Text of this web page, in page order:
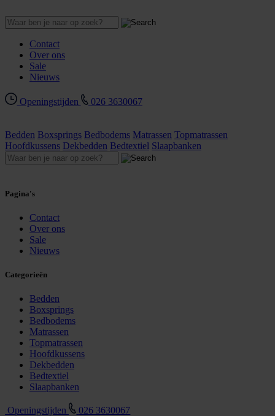
Contact
Over ons
Sale
Nieuws
Openingstijden 026 3630067
Bedden Boxsprings Bedbodems Matrassen Topmatrassen
Hoofdkussens Dekbedden Bedtextiel Slaapbanken
Pagina's
Contact
Over ons
Sale
Nieuws
Categorieën
Bedden
Boxsprings
Bedbodems
Matrassen
Topmatrassen
Hoofdkussens
Dekbedden
Bedtextiel
Slaapbanken
Openingstijden 026 3630067